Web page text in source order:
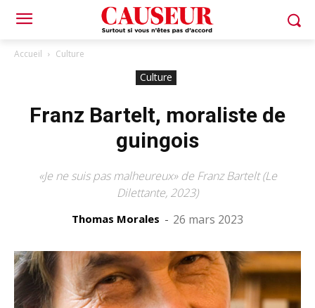
Accueil Culture
Culture
Franz Bartelt, moraliste de
guingois
«Je ne suis pas malheureux» de Franz Bartelt (Le
Dilettante, 2023)
Thomas Morales - 26 mars 2023